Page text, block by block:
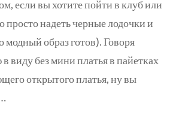
если вы хотите пойти в клуб или
просто надеть черные лодочки и
образ готов). Говоря
виду без мини платья в пайетках
открытого платья, ну вы